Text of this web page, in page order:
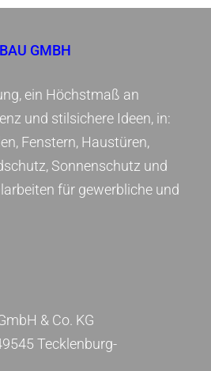
GMBH
ein Höchstmaß an
und stilsichere Ideen, in:
Fenstern, Haustüren,
Sonnenschutz und
für gewerbliche und
& Co. KG
Tecklenburg-